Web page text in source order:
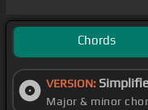
Chords
VERSION:
Major & minor